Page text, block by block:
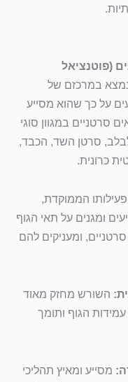
(פוטנציאל
במרכזם של
על כך שהוא מסייע
סרטניים במגוון סוגי
סרטן השד, הכבד,
כרונית.
הממוקדת,
ומגנים על תאי הגוף
ומעניקים להם
השורש מחזק מאוד
הגוף ותומך
מסייע ומאיץ תהליכי